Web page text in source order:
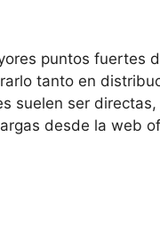
puntos fuertes
tanto en
suelen ser
desde la web